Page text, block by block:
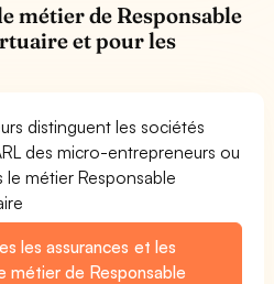
métier de Responsable
et pour les
distinguent les sociétés
des micro-entrepreneurs ou
métier Responsable
les assurances et les
métier de Responsable